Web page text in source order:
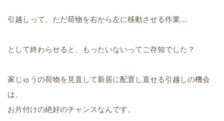
引越しって、ただ荷物を右から左に移動させる作業…
として終わらせると、もったいないってご存知でした？
家じゅうの荷物を見直して新居に配置し直せる引越しの機会
は、
お片付けの絶好のチャンスなんです。